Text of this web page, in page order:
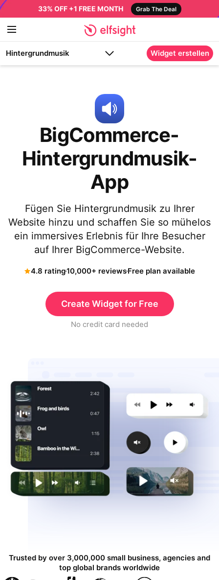
33% OFF +1 FREE MONTH Grab The Deal
Hintergrundmusik Widget erstellen
BigCommerce-
Hintergrundmusik-
App
Fügen Sie Hintergrundmusik zu Ihrer
Website hinzu und schaffen Sie so mühelos
ein immersives Erlebnis für Ihre Besucher
auf Ihrer BigCommerce-Website.
4.8 rating10,000+ reviewsFree plan available
Create Widget for Free
No credit card needed
Trusted by over 3,000,000 small business, agencies and
top global brands worldwide